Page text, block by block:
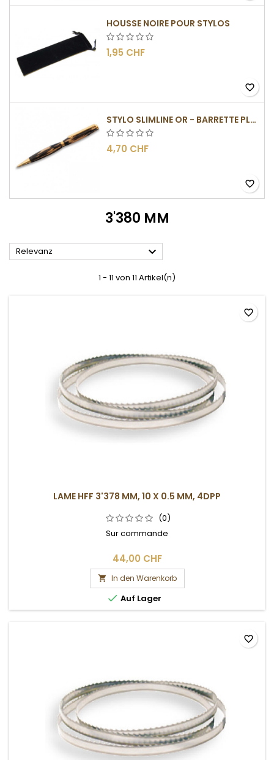
HOUSSE NOIRE POUR STYLOS
1,95 CHF
favorite_border
STYLO SLIMLINE OR - BARRETTE PLATE
4,70 CHF
favorite_border
3'380 MM
Relevanz 
1 - 11 von 11 Artikel(n)
LAME HFF 3'378 MM, 10 X 0.5 MM, 4DPP
(0)
Sur commande
44,00 CHF
 In den Warenkorb
 Auf Lager
favorite_border
favorite_border